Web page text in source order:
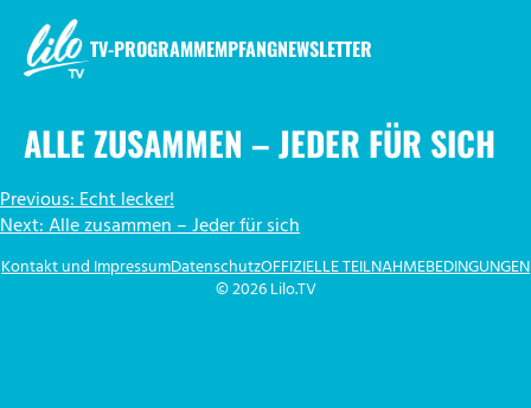
Inhalt
springen
TV-PROGRAMMEMPFANGNEWSLETTER
ALLE ZUSAMMEN – JEDER FÜR SICH
BEITRAGSNAVIGATION
Previous:Echt lecker!
Next:Alle zusammen – Jeder für sich
© 2026 Lilo.TV
Kontakt und ImpressumDatenschutzOFFIZIELLE TEILNAHMEBEDINGUNGEN